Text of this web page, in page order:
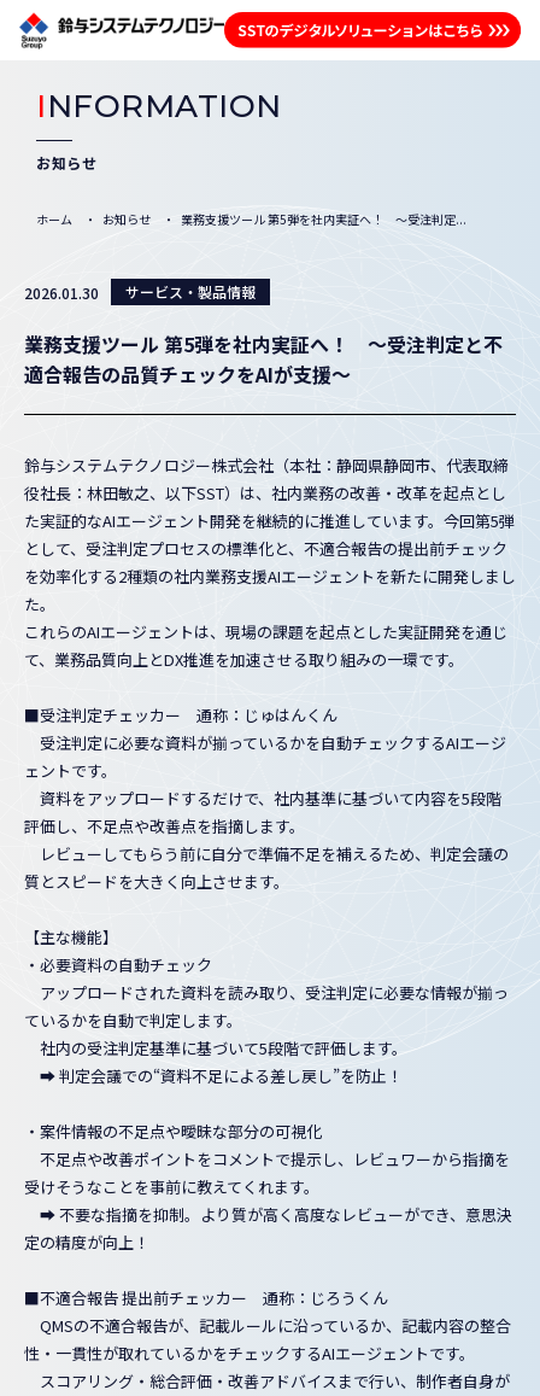
INFORMATION
お知らせ
ホーム お知らせ 業務支援ツール 第5弾を社内実証へ！ ～受注判定...
2026.01.30 サービス・製品情報
業務支援ツール 第5弾を社内実証へ！ ～受注判定と不
適合報告の品質チェックをAIが支援～
鈴与システムテクノロジー株式会社（本社：静岡県静岡市、代表取締
役社長：林田敏之、以下SST）は、社内業務の改善・改革を起点とし
た実証的なAIエージェント開発を継続的に推進しています。今回第5弾
として、受注判定プロセスの標準化と、不適合報告の提出前チェック
を効率化する2種類の社内業務支援AIエージェントを新たに開発しまし
た。
これらのAIエージェントは、現場の課題を起点とした実証開発を通じ
て、業務品質向上とDX推進を加速させる取り組みの一環です。
■受注判定チェッカー 通称：じゅはんくん
受注判定に必要な資料が揃っているかを自動チェックするAIエージ
ェントです。
資料をアップロードするだけで、社内基準に基づいて内容を5段階
評価し、不足点や改善点を指摘します。
レビューしてもらう前に自分で準備不足を補えるため、判定会議の
質とスピードを大きく向上させます。
【主な機能】
・必要資料の自動チェック
アップロードされた資料を読み取り、受注判定に必要な情報が揃っ
ているかを自動で判定します。
社内の受注判定基準に基づいて5段階で評価します。
➡ 判定会議での“資料不足による差し戻し”を防止！
・案件情報の不足点や曖昧な部分の可視化
不足点や改善ポイントをコメントで提示し、レビュワーから指摘を
受けそうなことを事前に教えてくれます。
➡ 不要な指摘を抑制。より質が高く高度なレビューができ、意思決
定の精度が向上！
■不適合報告 提出前チェッカー 通称：じろうくん
QMSの不適合報告が、記載ルールに沿っているか、記載内容の整合
性・一貫性が取れているかをチェックするAIエージェントです。
スコアリング・総合評価・改善アドバイスまで行い、制作者自身が